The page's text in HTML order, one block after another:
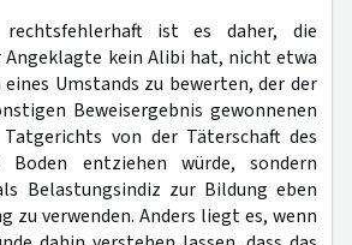
rechtsfehlerhaft ist es daher, die
Angeklagte kein Alibi hat, nicht etwa
Umstands zu bewerten, der der
Beweisergebnis gewonnenen
Tatgerichts von der Täterschaft des
Boden entziehen würde, sondern
Belastungsindiz zur Bildung eben
zu verwenden. Anders liegt es, wenn